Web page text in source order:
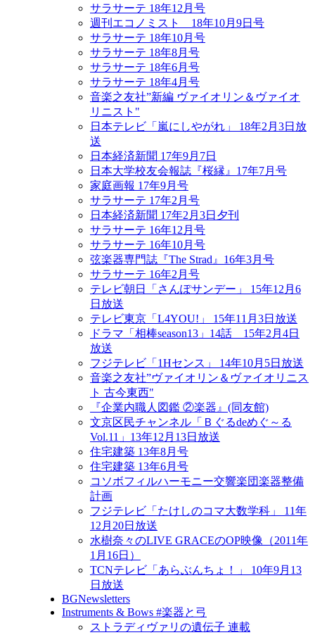
サラサーテ 18年12月号
週刊エコノミスト 18年10月9日号
サラサーテ 18年10月号
サラサーテ 18年8月号
サラサーテ 18年6月号
サラサーテ 18年4月号
音楽之友社”新編 ヴァイオリン＆ヴァイオ
リニスト"
日本テレビ「嵐にしやがれ」 18年2月3日放
送
日本経済新聞 17年9月7日
日本大学校友会報誌『桜縁』17年7月号
家庭画報 17年9月号
サラサーテ 17年2月号
日本経済新聞 17年2月3日夕刊
サラサーテ 16年12月号
サラサーテ 16年10月号
弦楽器専門誌『The Strad』16年3月号
サラサーテ 16年2月号
テレビ朝日「さんぽサンデー」 15年12月6
日放送
テレビ東京「L4YOU!」 15年11月3日放送
ドラマ「相棒season13」14話 15年2月4日
放送
フジテレビ「1Hセンス」 14年10月5日放送
音楽之友社”ヴァイオリン＆ヴァイオリニス
ト 古今東西"
『企業内職人図鑑 ②楽器』(同友館)
文京区民チャンネル「Ｂぐるdeめぐ～る
Vol.11」13年12月13日放送
住宅建築 13年8月号
住宅建築 13年6月号
コソボフィルハーモニー交響楽団楽器整備
計画
フジテレビ「たけしのコマ大数学科」 11年
12月20日放送
水樹奈々のLIVE GRACEのOP映像（2011年
1月16日）
TCNテレビ「あらぶんちょ！」 10年9月13
日放送
BGNewsletters
Instruments & Bows #楽器と弓
ストラディヴァリの遺伝子 連載